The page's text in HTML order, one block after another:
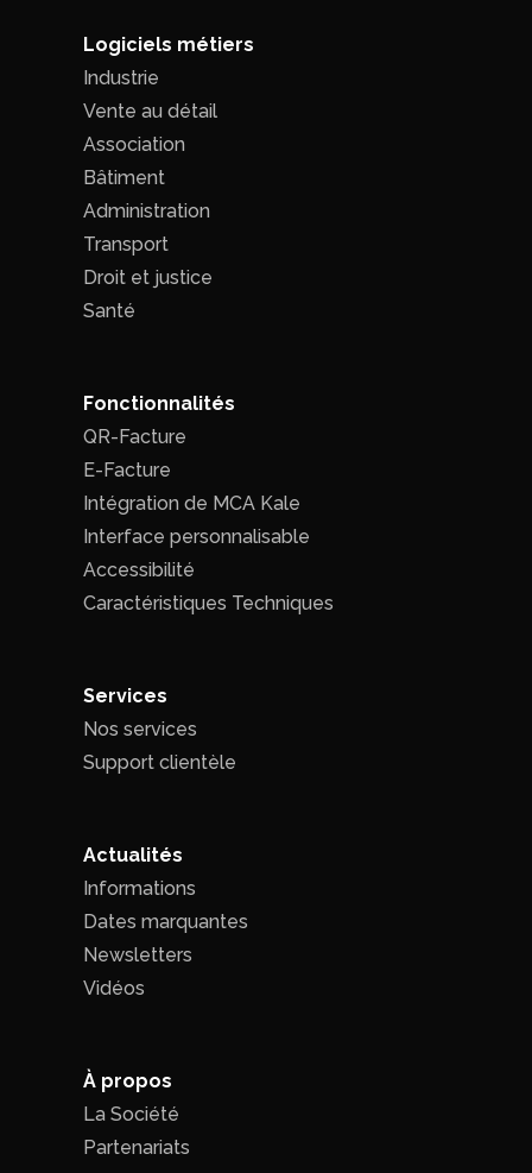
Logiciels métiers
Industrie
Vente au détail
Association
Bâtiment
Administration
Transport
Droit et justice
Santé
Fonctionnalités
QR-Facture
E-Facture
Intégration de MCA Kale
Interface personnalisable
Accessibilité
Caractéristiques Techniques
Services
Nos services
Support clientèle
Actualités
Informations
Dates marquantes
Newsletters
Vidéos
À propos
La Société
Partenariats